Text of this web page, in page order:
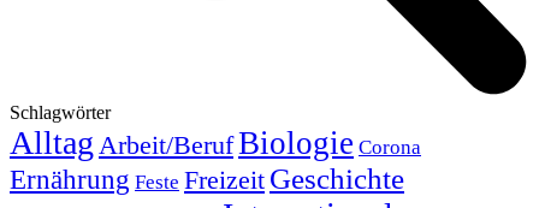
Schlagwörter
Alltag Arbeit/BerufBiologie Corona
Ernährung Feste Freizeit Geschichte